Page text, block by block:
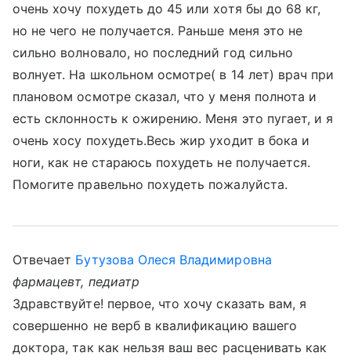
очень хочу похудеть до 45 или хотя бы до 68 кг,
но не чего не получается. Раньше меня это не
сильно волновало, но последний год сильно
волнует. На школьном осмотре( в 14 лет) врач при
плановом осмотре сказал, что у меня полнота и
есть склонность к ожирению. Меня это пугает, и я
очень хосу похудеть.Весь жир уходит в бока и
ноги, как не стараюсь похудеть не получается.
Помогите правельно похудеть пожалуйста.
Отвечает Бутузова Олеся Владимировна
фармацевт, педиатр
Здравствуйте! первое, что хочу сказать вам, я
совершенно не верб в квалификацию вашего
доктора, так как нельзя ваш вес расценивать как